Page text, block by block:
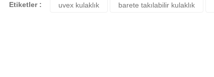
Etiketler : uvex kulaklık barete takılabilir kulaklık